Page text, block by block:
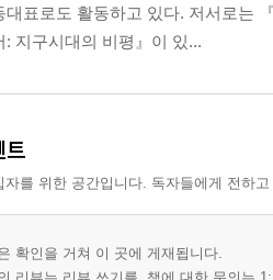
대표로도 활동하고 있다. 저서로는
: 지구시대의 비평』이 있...
트
자를 위한 공간입니다. 독자들에게 전하
확인을 거쳐 이 곳에 게재됩니다.